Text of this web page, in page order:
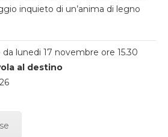
inquieto di un’anima di legno
lunedi 17 novembre ore 15.30
al destino